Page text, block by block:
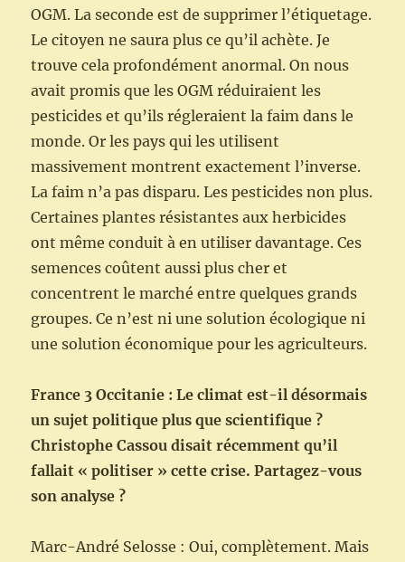
OGM. La seconde est de supprimer l’étiquetage.
Le citoyen ne saura plus ce qu’il achète. Je
trouve cela profondément anormal. On nous
avait promis que les OGM réduiraient les
pesticides et qu’ils régleraient la faim dans le
monde. Or les pays qui les utilisent
massivement montrent exactement l’inverse.
La faim n’a pas disparu. Les pesticides non plus.
Certaines plantes résistantes aux herbicides
ont même conduit à en utiliser davantage. Ces
semences coûtent aussi plus cher et
concentrent le marché entre quelques grands
groupes. Ce n’est ni une solution écologique ni
une solution économique pour les agriculteurs.
France 3 Occitanie : Le climat est-il désormais
un sujet politique plus que scientifique ?
Christophe Cassou disait récemment qu’il
fallait « politiser » cette crise. Partagez-vous
son analyse ?
Marc-André Selosse : Oui, complètement. Mais